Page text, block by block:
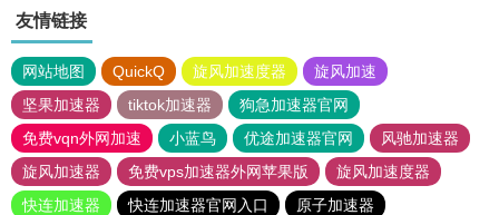
友情链接
网站地图 QuickQ 旋风加速度器
旋风加速
坚果加速器
tiktok加速器
狗急加速器官网
免费vqn外网加速
小蓝鸟 优途加速器官网
风驰加速器
旋风加速器
免费vps加速器外网苹果版
旋风加速度器
快连加速器
快连加速器官网入口
原子加速器